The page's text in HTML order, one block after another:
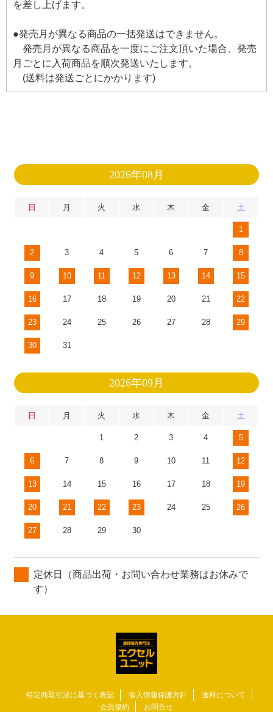
を差し上げます。
●発売月が異なる商品の一括発送はできません。
発売月が異なる商品を一度にご注文頂いた場合、発売
月ごとに入荷商品を順次発送いたします。
(送料は発送ごとにかかります)
2026年08月
日 月 火 水 木 金 土
1
2 3 4 5 6 7 8
9 10 11 12 13 14 15
16 17 18 19 20 21 22
23 24 25 26 27 28 29
30 31
2026年09月
日 月 火 水 木 金 土
1 2 3 4 5
6 7 8 9 10 11 12
13 14 15 16 17 18 19
20 21 22 23 24 25 26
27 28 29 30
定休日（商品出荷・お問い合わせ業務はお休みで
す）
特定商取引法に基づく表記 個人情報保護方針
送料について
会員規約
お問合せ